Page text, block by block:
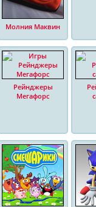
Молния Маквин
Рейнджеры
Мегафорс